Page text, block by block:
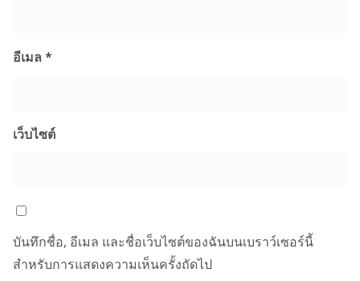
อีเมล *
เว็บไซต์
บันทึกชื่อ, อีเมล และชื่อเว็บไซต์ของฉันบนเบราว์เซอร์นี้
สำหรับการแสดงความเห็นครั้งถัดไป